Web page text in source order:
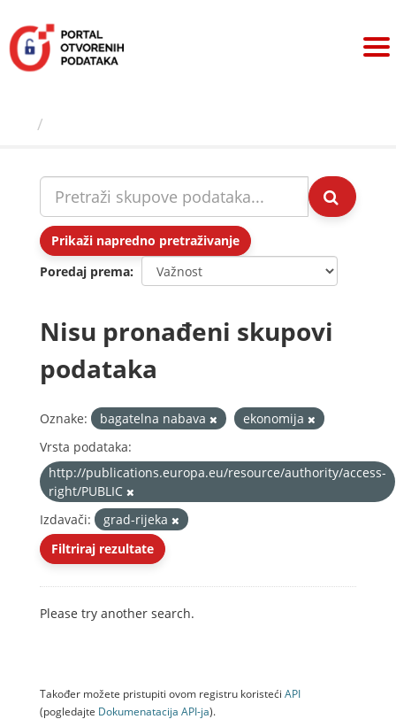
sadržaj
Prikaži napredno pretraživanje
Poredaj prema
Nisu pronađeni skupovi
podataka
Oznake: bagatelna nabava
ekonomija
Vrsta podataka:
http://publications.europa.eu/resource/authority/access-
right/PUBLIC
Izdavači:
grad-rijeka
Filtriraj rezultate
Please try another search.
Također možete pristupiti ovom registru koristeći API
(pogledajte Dokumenаtаcijа API-jа).